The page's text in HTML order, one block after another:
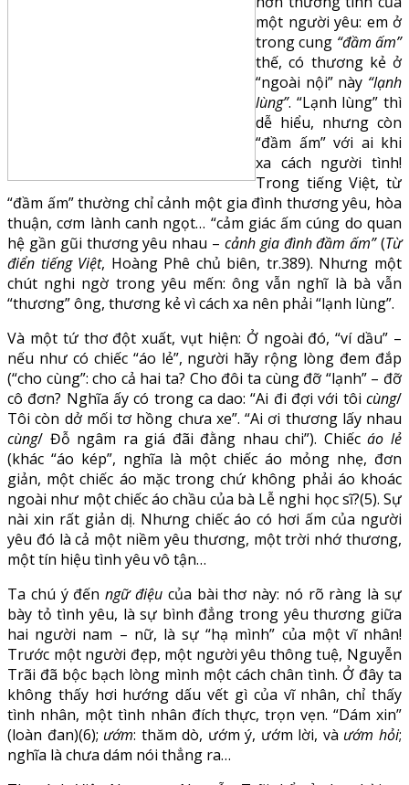
một người yêu: em ở
trong cung “đầm ấm”
thế, có thương kẻ ở
“ngoài nội” này “lạnh
lùng”. “Lạnh lùng” thì
dễ hiểu, nhưng còn
“đầm ấm” với ai khi
xa cách người tình!
Trong tiếng Việt, từ
“đầm ấm” thường chỉ cảnh một gia đình thương yêu, hòa
thuận, cơm lành canh ngọt… “cảm giác ấm cúng do quan
hệ gần gũi thương yêu nhau – cảnh gia đình đầm ấm”(Từ
điển tiếng Việt, Hoàng Phê chủ biên, tr.389). Nhưng một
chút nghi ngờ trong yêu mến: ông vẫn nghĩ là bà vẫn
“thương” ông, thương kẻ vì cách xa nên phải “lạnh lùng”.
Và một tứ thơ đột xuất, vụt hiện: Ở ngoài đó, “ví dầu” –
nếu như có chiếc “áo lẻ”, người hãy rộng lòng đem đắp
(“cho cùng”: cho cả hai ta? Cho đôi ta cùng đỡ “lạnh” – đỡ
cô đơn? Nghĩa ấy có trong ca dao: “Ai đi đợi với tôi cùng/
Tôi còn dở mối tơ hồng chưa xe”. “Ai ơi thương lấy nhau
cùng/ Đỗ ngâm ra giá đãi đằng nhau chi”). Chiếcáo lẻ
(khác “áo kép”, nghĩa là một chiếc áo mỏng nhẹ, đơn
giản, một chiếc áo mặc trong chứ không phải áo khoác
ngoài như một chiếc áo chầu của bà Lễ nghi học sĩ?(5). Sự
nài xin rất giản dị. Nhưng chiếc áo có hơi ấm của người
yêu đó là cả một niềm yêu thương, một trời nhớ thương,
một tín hiệu tình yêu vô tận…
Ta chú ý đếnngữ điệu của bài thơ này: nó rõ ràng là sự
bày tỏ tình yêu, là sự bình đẳng trong yêu thương giữa
hai người nam – nữ, là sự “hạ mình” của một vĩ nhân!
Trước một người đẹp, một người yêu thông tuệ, Nguyễn
Trãi đã bộc bạch lòng mình một cách chân tình. Ở đây ta
không thấy hơi hướng dấu vết gì của vĩ nhân, chỉ thấy
tình nhân, một tình nhân đích thực, trọn vẹn. “Dám xin”
(loàn đan)(6); ướm: thăm dò, ướm ý, ướm lời, và ướm hỏi;
nghĩa là chưa dám nói thẳng ra…